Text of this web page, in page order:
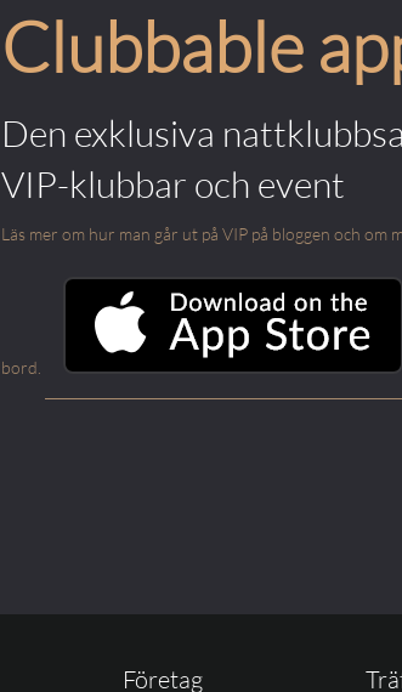
Clubbable
Den exklusiva
VIP-klubbar och event
Läs mer om hur man går ut på VIP på bloggen och
bord.
Företag